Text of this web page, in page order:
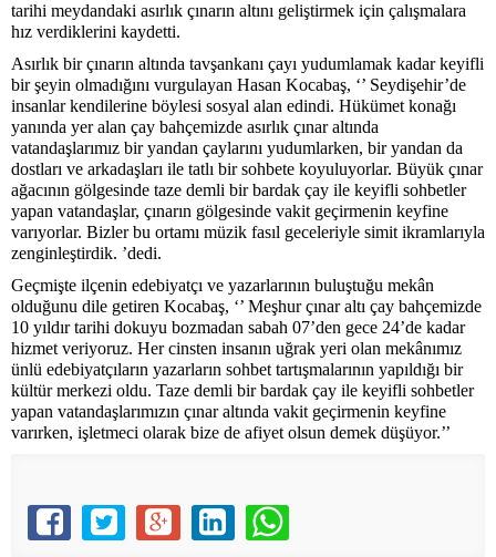
tarihi meydandaki asırlık çınarın altını geliştirmek için çalışmalara
hız verdiklerini kaydetti.
Asırlık bir çınarın altında tavşankanı çayı yudumlamak kadar keyifli
bir şeyin olmadığını vurgulayan Hasan Kocabaş, ‘’ Seydişehir’de
insanlar kendilerine böylesi sosyal alan edindi. Hükümet konağı
yanında yer alan çay bahçemizde asırlık çınar altında
vatandaşlarımız bir yandan çaylarını yudumlarken, bir yandan da
dostları ve arkadaşları ile tatlı bir sohbete koyuluyorlar. Büyük çınar
ağacının gölgesinde taze demli bir bardak çay ile keyifli sohbetler
yapan vatandaşlar, çınarın gölgesinde vakit geçirmenin keyfine
varıyorlar. Bizler bu ortamı müzik fasıl geceleriyle simit ikramlarıyla
zenginleştirdik. ’dedi.
Geçmişte ilçenin edebiyatçı ve yazarlarının buluştuğu mekân
olduğunu dile getiren Kocabaş, ‘’ Meşhur çınar altı çay bahçemizde
10 yıldır tarihi dokuyu bozmadan sabah 07’den gece 24’de kadar
hizmet veriyoruz. Her cinsten insanın uğrak yeri olan mekânımız
ünlü edebiyatçıların yazarların sohbet tartışmalarının yapıldığı bir
kültür merkezi oldu. Taze demli bir bardak çay ile keyifli sohbetler
yapan vatandaşlarımızın çınar altında vakit geçirmenin keyfine
varırken, işletmeci olarak bize de afiyet olsun demek düşüyor.’’